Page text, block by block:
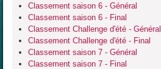
Classement saison 6 - Général
Classement saison 6 - Final
Classement Challenge d'été - Général
Classement Challenge d'été - Final
Classement saison 7 - Général
Classement saison 7 - Final